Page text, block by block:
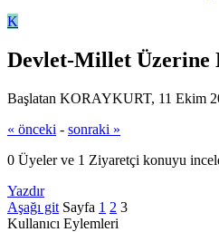
K
Devlet-Millet Üzerine
Başlatan KORAYKURT, 11 Ekim
« önceki - sonraki »
0 Üyeler ve 1 Ziyaretçi konuyu
Yazdır
Aşağı git Sayfa 1 2 3
Kullanıcı Eylemleri